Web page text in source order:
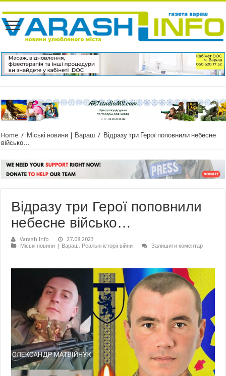
Home / Міські новини | Вараш / Відразу три Герої поповнили небесне
військо…
Відразу три Герої поповнили
небесне військо…
Varash Info
27.08.2023
Міські новини | Вараш, Реальні історії війни Залишити коментар